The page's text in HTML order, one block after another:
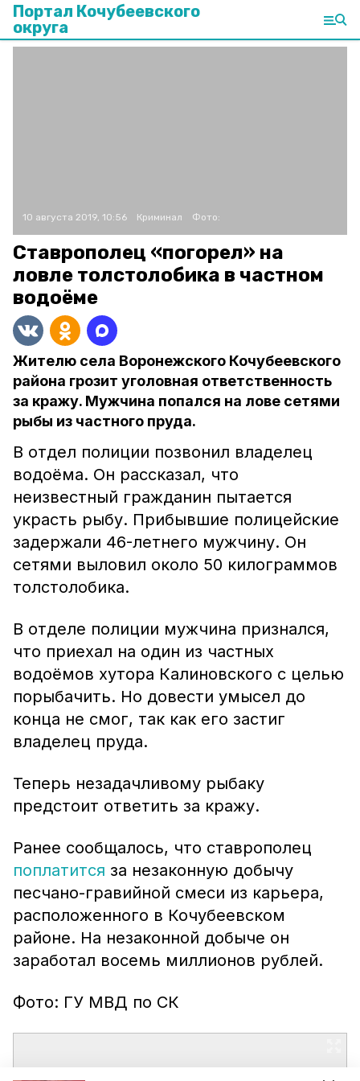
Портал Кочубеевского
округа
10 августа 2019, 10:56 Криминал Фото:
Ставрополец «погорел» на
ловле толстолобика в частном
водоёме
Жителю села Воронежского Кочубеевского
района грозит уголовная ответственность
за кражу. Мужчина попался на лове сетями
рыбы из частного пруда.
В отдел полиции позвонил владелец
водоёма. Он рассказал, что
неизвестный гражданин пытается
украсть рыбу. Прибывшие полицейские
задержали 46-летнего мужчину. Он
сетями выловил около 50 килограммов
толстолобика.
В отделе полиции мужчина признался,
что приехал на один из частных
водоёмов хутора Калиновского с целью
порыбачить. Но довести умысел до
конца не смог, так как его застиг
владелец пруда.
Теперь незадачливому рыбаку
предстоит ответить за кражу.
Ранее сообщалось, что ставрополец
поплатится за незаконную добычу
песчано-гравийной смеси из карьера,
расположенного в Кочубеевском
районе. На незаконной добыче он
заработал восемь миллионов рублей.
Фото: ГУ МВД по СК